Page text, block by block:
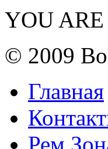
YOU
© 2009
Главная